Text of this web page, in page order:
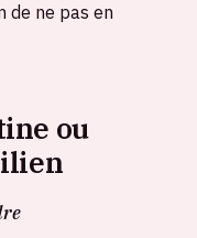
de ne pas en
ou